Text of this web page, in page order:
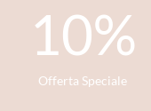
10%
Offerta Speciale